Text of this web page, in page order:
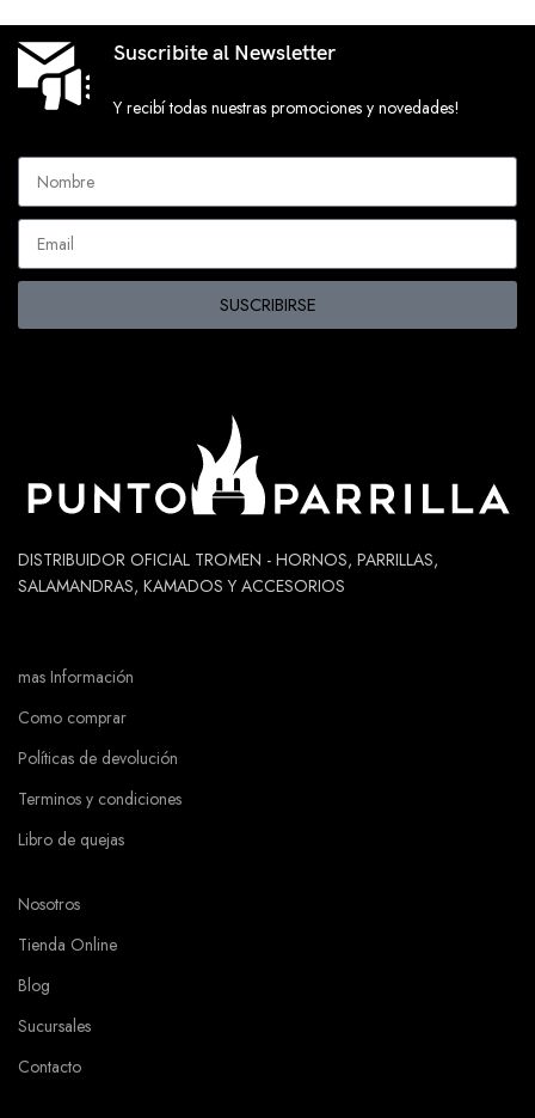
Suscribite al Newsletter
Y recibí todas nuestras promociones y novedades!
SUSCRIBIRSE
DISTRIBUIDOR OFICIAL TROMEN - HORNOS, PARRILLAS,
SALAMANDRAS, KAMADOS Y ACCESORIOS
mas Información
Como comprar
Políticas de devolución
Terminos y condiciones
Libro de quejas
Nosotros
Tienda Online
Blog
Sucursales
Contacto